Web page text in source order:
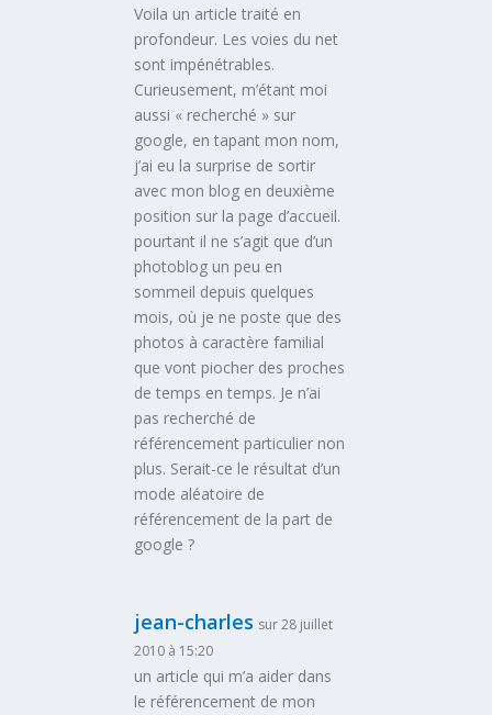
Voila un article traité en
profondeur. Les voies du net
sont impénétrables.
Curieusement, m’étant moi
aussi « recherché » sur
google, en tapant mon nom,
j’ai eu la surprise de sortir
avec mon blog en deuxième
position sur la page d’accueil.
pourtant il ne s’agit que d’un
photoblog un peu en
sommeil depuis quelques
mois, où je ne poste que des
photos à caractère familial
que vont piocher des proches
de temps en temps. Je n’ai
pas recherché de
référencement particulier non
plus. Serait-ce le résultat d’un
mode aléatoire de
référencement de la part de
google ?
jean-charles sur 28 juillet
2010 à 15:20
un article qui m’a aider dans
le référencement de mon